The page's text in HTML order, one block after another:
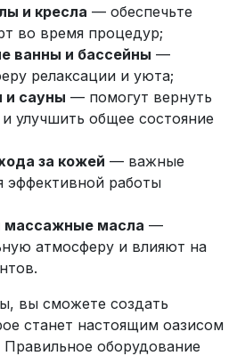
и кресла — обеспечьте
во время процедур;
ванны и бассейны —
релаксации и уюта;
и сауны — помогут вернуть
улучшить общее состояние
за кожей — важные
эффективной работы
массажные масла —
атмосферу и влияют на
вы сможете создать
станет настоящим оазисом
оборудование